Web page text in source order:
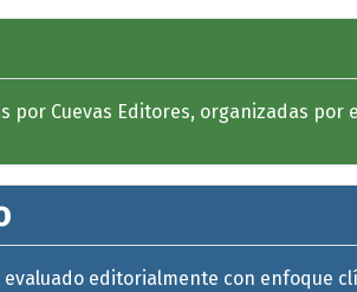
por Cuevas Editores, organizadas
editorialmente con enfoque